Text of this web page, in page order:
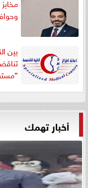
بين
أخبار تهمك